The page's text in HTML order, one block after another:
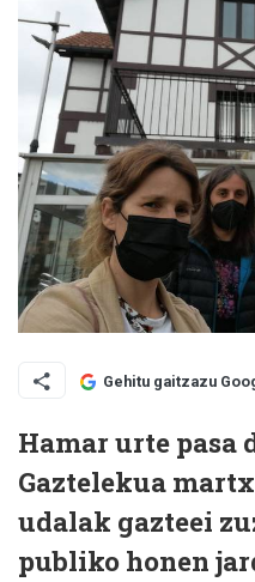
Gehitu gaitzazu
Hamar urte pasa
Gaztelekua
udalak gazteei
publiko honen